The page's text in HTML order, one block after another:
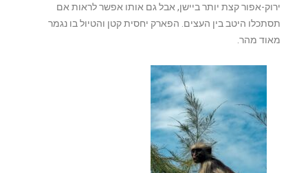
ירוק-אפור קצת יותר ביישן, אבל גם אותו אפשר לראות אם
תסתכלו היטב בין העצים. הפארק יחסית קטן והטיול בו נגמר
מאוד מהר.